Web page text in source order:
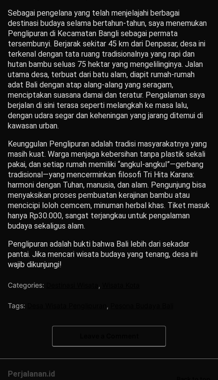
Sebagai pengelana yang telah menjelajahi berbagai
destinasi budaya selama bertahun-tahun, saya menemukan
Penglipuran di Kecamatan Bangli sebagai permata
tersembunyi. Berjarak sekitar 45 km dari Denpasar, desa ini
terkenal dengan tata ruang tradisionalnya yang rapi dan
hutan bambu seluas 75 hektar yang mengelilinginya. Jalan
utama desa, terbuat dari batu alam, diapit rumah-rumah
adat Bali dengan atap alang-alang yang seragam,
menciptakan suasana damai dan teratur. Pengalaman saya
berjalan di sini terasa seperti melangkah ke masa lalu,
dengan udara segar dan keheningan yang jarang ditemui di
kawasan urban.
Keunggulan Penglipuran adalah tradisi masyarakatnya yang
masih kuat. Warga menjaga kebersihan tanpa plastik sekali
pakai, dan setiap rumah memiliki “angkul-angkul”—gerbang
tradisional—yang mencerminkan filosofi Tri Hita Karana:
harmoni dengan Tuhan, manusia, dan alam. Pengunjung bisa
menyaksikan proses pembuatan kerajinan bambu atau
mencicipi loloh cemcem, minuman herbal khas. Tiket masuk
hanya Rp30.000, sangat terjangkau untuk pengalaman
budaya sekaligus alam.
Penglipuran adalah bukti bahwa Bali lebih dari sekadar
pantai. Jika mencari wisata budaya yang tenang, desa ini
wajib dikunjungi!
Categories: ,
Tags: ,
Perjalanan.id